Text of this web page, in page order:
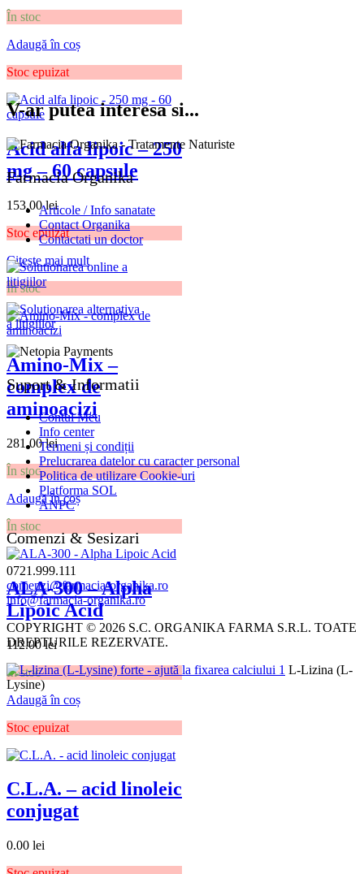
În stoc
Adaugă în coș
Stoc epuizat
Acid alfa lipoic – 250
mg – 60 capsule
153.00lei
Stoc epuizat
Citește mai mult
În stoc
Amino-Mix –
complex de
aminoacizi
281.00lei
În stoc
Adaugă în coș
În stoc
ALA-300 – Alpha
Lipoic Acid
112.00lei
În stoc
Adaugă în coș
Stoc epuizat
C.L.A. – acid linoleic
conjugat
0.00 lei
V-ar putea interesa si...
Farmacia Organika
Articole / Info sanatate
Contact Organika
Contactati un doctor
Suport & Informatii
Contul Meu
Info center
Termeni și condiții
Prelucrarea datelor cu caracter personal
Politica de utilizare Cookie-uri
Platforma SOL
ANPC
Comenzi & Sesizari
0721.999.111
comenzi@farmacia-organika.ro
info@farmacia-organika.ro
COPYRIGHT © 2026 S.C. ORGANIKA FARMA S.R.L. TOATE
DREPTURILE REZERVATE.
L-Lizina (L-
Lysine)